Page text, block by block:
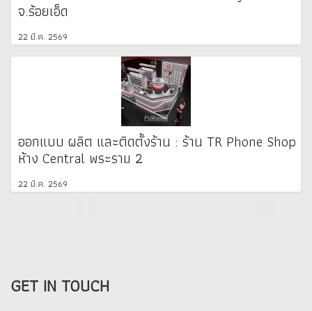
จ.ร้อยเอ็ด
22 มี.ค. 2569
ออกแบบ ผลิต และติดตั้งร้าน : ร้าน TR Phone Shop
ห้าง Central พระราม 2
22 มี.ค. 2569
GET IN TOUCH